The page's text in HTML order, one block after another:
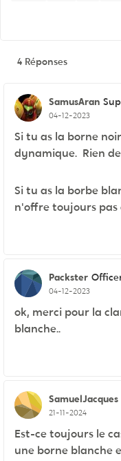
4 Réponses
SamusAran
04-12-2023
Si tu as la borne
dynamique. Rien
Si tu as la borbe
n'offre toujours pas
Packster
04-12-2023
ok, merci pour la
blanche..
SamuelJacques
21-11-2024
Est-ce toujours le
une borne blanche